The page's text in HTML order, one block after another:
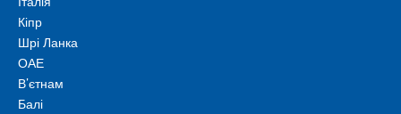
Кіпр
Шрі Ланка
ОАЕ
В’єтнам
Балі